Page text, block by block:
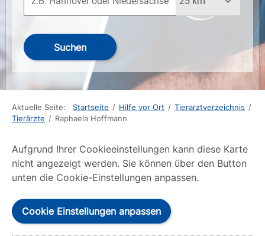
Suchen
Aktuelle Seite: Startseite / Hilfe vor Ort / Tierarztverzeichnis /
Tierärzte / Raphaela Hoffmann
Aufgrund Ihrer Cookieeinstellungen kann diese Karte
nicht angezeigt werden. Sie können über den Button
unten die Cookie-Einstellungen anpassen.
Cookie Einstellungen anpassen